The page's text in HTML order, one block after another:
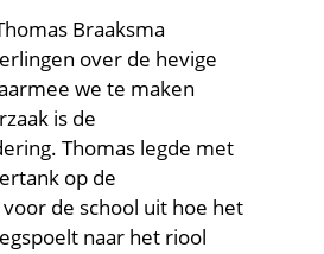
Braaksma
over de hevige
we te maken
is de
Thomas legde met
op de
de school uit hoe het
naar het riool